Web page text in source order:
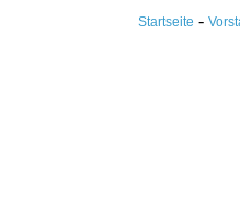
Startseite -